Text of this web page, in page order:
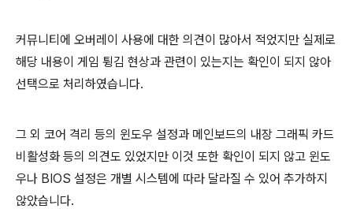
커뮤니티에 오버레이 사용에 대한 의견이 많아서 적었지만 실제로
해당 내용이 게임 튕김 현상과 관련이 있는지는 확인이 되지 않아
선택으로 처리하였습니다.
그 외 코어 격리 등의 윈도우 설정과 메인보드의 내장 그래픽 카드
비활성화 등의 의견도 있었지만 이것 또한 확인이 되지 않고 윈도
우나 BIOS 설정은 개별 시스템에 따라 달라질 수 있어 추가하지
않았습니다.